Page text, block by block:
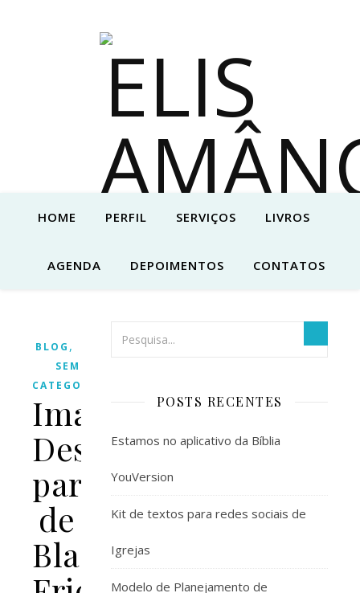
HOME PERFIL SERVIÇOS LIVROS
AGENDA DEPOIMENTOS CONTATOS
BLOG ,
SEM
CATEGORIA
Imaginar
Design
participa
de
Black
POSTS RECENTES
Estamos no aplicativo da Bíblia
YouVersion
Kit de textos para redes sociais de
Igrejas
Modelo de Planejamento de